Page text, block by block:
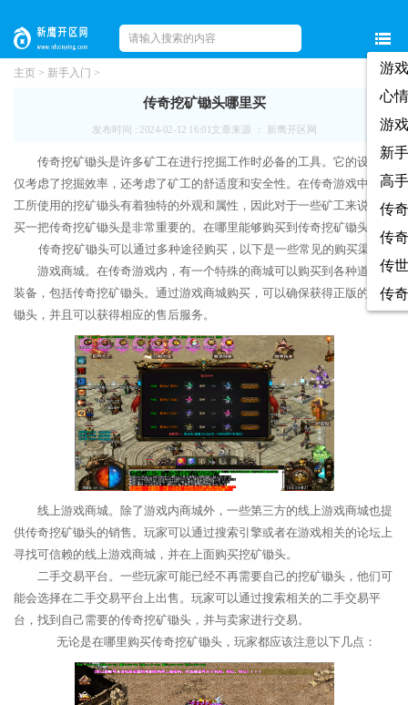
游
心
游
新
高
传
传
传
传
主页 > 新手入门 >
传奇挖矿锄头哪里买
发布时间 : 2024-02-12 16:01 文章来源 ： 新鹰开区网
传奇挖矿锄头是许多矿工在进行挖掘工作时必备的工具。它的设计不
仅考虑了挖掘效率，还考虑了矿工的舒适度和安全性。在传奇游戏中，矿
工所使用的挖矿锄头有着独特的外观和属性，因此对于一些矿工来说，购
买一把传奇挖矿锄头是非常重要的。在哪里能够购买到传奇挖矿锄头呢？
传奇挖矿锄头可以通过多种途径购买，以下是一些常见的购买渠道。
游戏商城。在传奇游戏内，有一个特殊的商城可以购买到各种道具和
装备，包括传奇挖矿锄头。通过游戏商城购买，可以确保获得正版的挖矿
锄头，并且可以获得相应的售后服务。
线上游戏商城。除了游戏内商城外，一些第三方的线上游戏商城也提
供传奇挖矿锄头的销售。玩家可以通过搜索引擎或者在游戏相关的论坛上
寻找可信赖的线上游戏商城，并在上面购买挖矿锄头。
二手交易平台。一些玩家可能已经不再需要自己的挖矿锄头，他们可
能会选择在二手交易平台上出售。玩家可以通过搜索相关的二手交易平
台，找到自己需要的传奇挖矿锄头，并与卖家进行交易。
无论是在哪里购买传奇挖矿锄头，玩家都应该注意以下几点：